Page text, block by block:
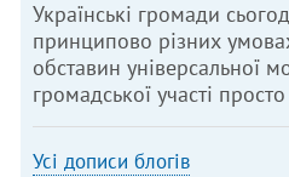
Українські громади
принципово різних
обставин універсальної
громадської участі
Усі дописи блогів